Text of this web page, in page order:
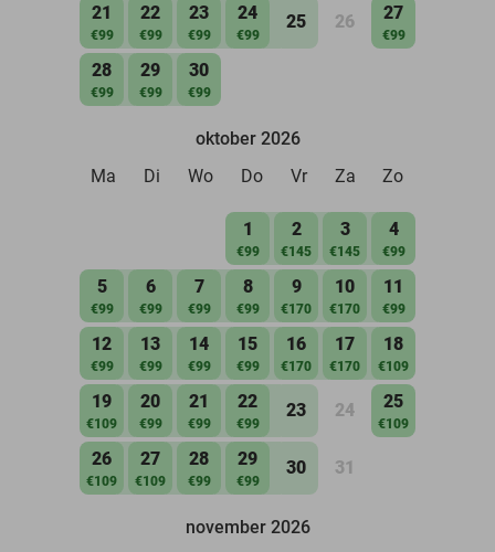
21
€99
22
€99
23
€99
24
€99
25 26 27
€99
28
€99
29
€99
30
€99
oktober 2026
Ma
Di Wo Do Vr Za Zo
1
€99
2
€145
3
€145
4
€99
5
€99
6
€99
7
€99
8
€99
9
€170
10
€170
11
€99
12
€99
13
€99
14
€99
15
€99
16
€170
17
€170
18
€109
19
€109
20
€99
21
€99
22
€99
23 24 25
€109
26
€109
27
€109
28
€99
29
€99
30 31
november 2026